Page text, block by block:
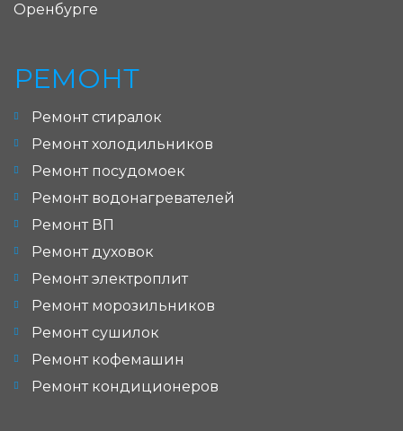
Оренбурге
РЕМОНТ
Ремонт стиралок
Ремонт холодильников
Ремонт посудомоек
Ремонт водонагревателей
Ремонт ВП
Ремонт духовок
Ремонт электроплит
Ремонт морозильников
Ремонт сушилок
Ремонт кофемашин
Ремонт кондиционеров